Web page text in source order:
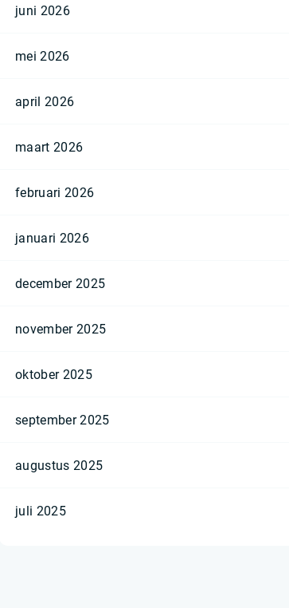
juni 2026
mei 2026
april 2026
maart 2026
februari 2026
januari 2026
december 2025
november 2025
oktober 2025
september 2025
augustus 2025
juli 2025